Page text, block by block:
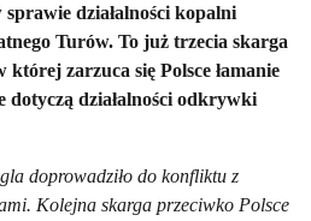
działalności kopalni
Turów. To już trzecia skarga
zarzuca się Polsce łamanie
dotyczą działalności odkrywki
doprowadziło do konfliktu z
Kolejna skarga przeciwko Polsce